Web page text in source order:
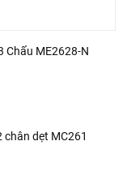
Chấu ME2628-N
chân dẹt MC261